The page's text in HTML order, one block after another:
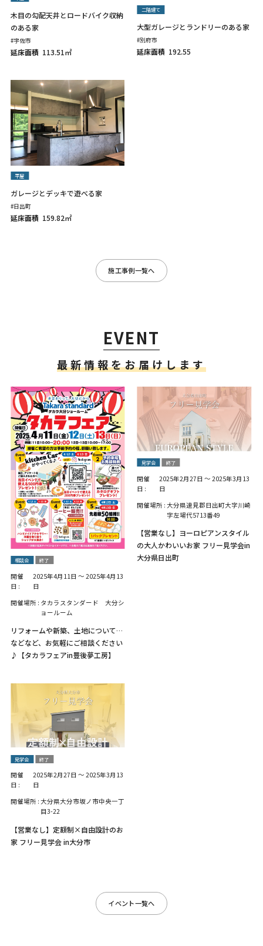
木目の勾配天井とロードバイク収納
のある家
#宇佐市
延床面積 113.51㎡
二階建て
大型ガレージとランドリーのある家
#別府市
延床面積 192.55
平屋
ガレージとデッキで遊べる家
#日出町
延床面積 159.82㎡
施工事例一覧へ
EVENT
最新情報をお届けします
相談会 終了
開催
日 :
2025年4月11日 ～ 2025年4月13
日
開催場所 : タカラスタンダード 大分シ
ョールーム
リフォームや新築、土地について…
などなど、お気軽にご相談ください
♪【タカラフェアin豊後夢工房】
見学会 終了
開催
日 :
2025年2月27日 ～2025年3月13
日
開催場所 :大分県速見郡日出町大字川崎
字左場代5713番49
【営業なし】ヨーロピアンスタイル
の大人かわいいお家 フリー見学会in
大分県日出町
見学会 終了
開催
日 :
2025年2月27日 ～ 2025年3月13
日
開催場所 : 大分県大分市坂ノ市中央一丁
目3-22
【営業なし】定額制×自由設計のお
家 フリー見学会 in大分市
イベント一覧へ